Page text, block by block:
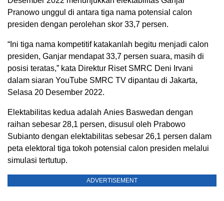
Pranowo unggul di antara tiga nama potensial calon
presiden dengan perolehan skor 33,7 persen.
“Ini tiga nama kompetitif katakanlah begitu menjadi calon
presiden, Ganjar mendapat 33,7 persen suara, masih di
posisi teratas,” kata Direktur Riset SMRC Deni Irvani
dalam siaran YouTube SMRC TV dipantau di Jakarta,
Selasa 20 Desember 2022.
Elektabilitas kedua adalah Anies Baswedan dengan
raihan sebesar 28,1 persen, disusul oleh Prabowo
Subianto dengan elektabilitas sebesar 26,1 persen dalam
peta elektoral tiga tokoh potensial calon presiden melalui
simulasi tertutup.
ADVERTISEMENT